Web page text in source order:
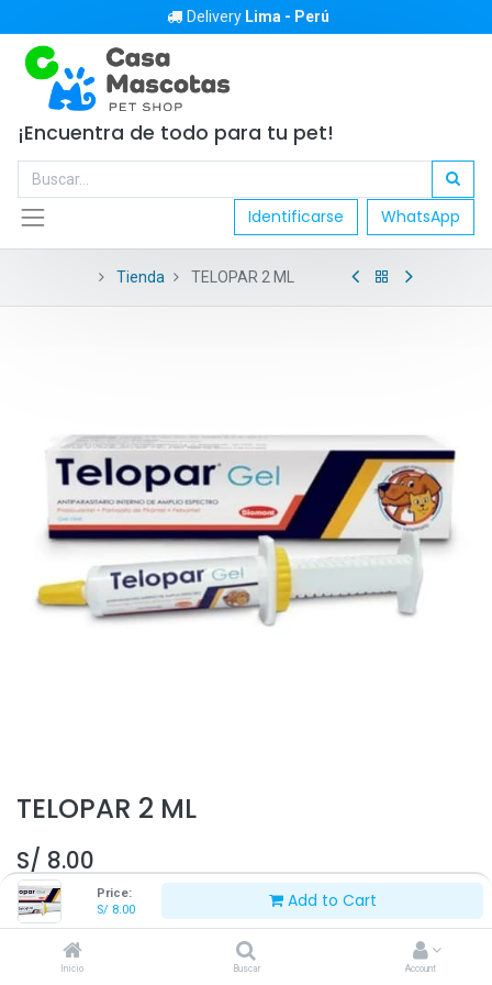
Price:
S/ 8.00 Add to Cart
Inicio Buscar Account
Delivery Lima - Perú
¡Encuentra de todo para tu pet!
Identificarse WhatsApp
Tienda TELOPAR 2 ML
TELOPAR 2 ML
S/ 8.00